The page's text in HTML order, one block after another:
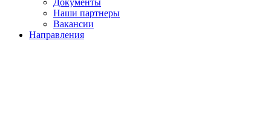
Документы
Наши партнеры
Вакансии
Направления